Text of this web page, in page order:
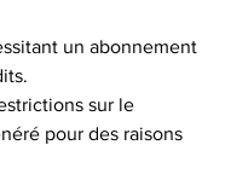
un abonnement
sur le
pour des raisons